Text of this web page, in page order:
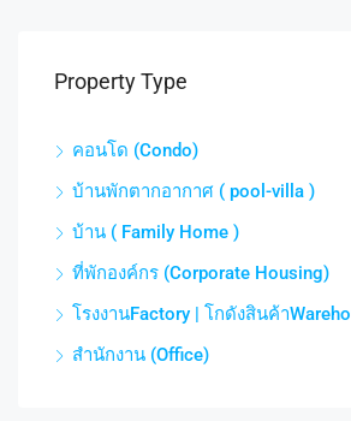
Property Type
คอนโด (Condo)
บ้านพักตากอากาศ ( pool-villa )
บ้าน ( Family Home )
ที่พักองค์กร (Corporate Housing)
โรงงานFactory | โกดังสินค้า
สำนักงาน (Office)